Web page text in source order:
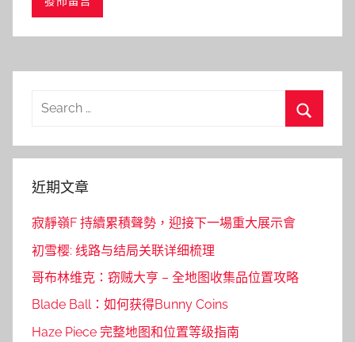
Search
近期文章
寂靜嶺F 持續累積聲勢，迎接下一場重大展示會
初雪樱: 线路与结局关联详细梳理
哥布林维克：窃贼大亨 – 全地图收集品位置攻略
Blade Ball：如何获得Bunny Coins
Haze Piece 完整地图和位置等级指南